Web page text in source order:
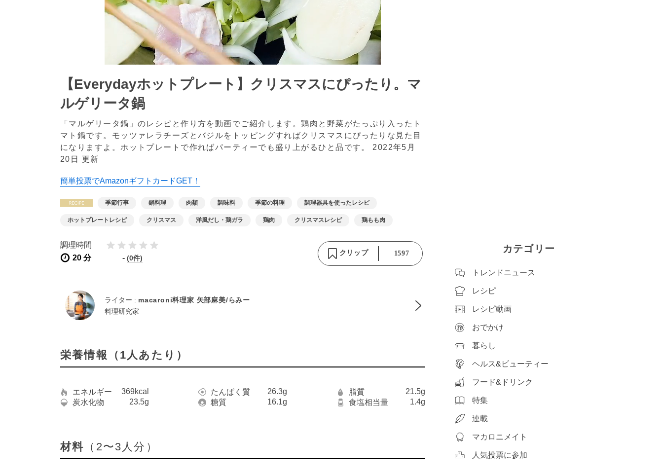
【Everydayホットプレート】クリスマスにぴったり。マ
ルゲリータ鍋
「マルゲリータ鍋」のレシピと作り方を動画でご紹介します。鶏肉と野菜がたっぷり入ったト
マト鍋です。モッツァレラチーズとバジルをトッピングすればクリスマスにぴったりな見た目
になりますよ。ホットプレートで作ればパーティーでも盛り上がるひと品です。 2022年5月
20日 更新
簡単投票でAmazonギフトカードGET！
季節行事 鍋料理 肉類 調味料 季節の料理 調理器具を使ったレシピ
ホットプレートレシピ クリスマス 洋風だし・鶏ガラ 鶏肉 クリスマスレシピ 鶏もも肉
調理時間
20 分
- (0件)
クリップ 1597
ライター : macaroni料理家 矢部麻美/らみー
料理研究家
栄養情報（1人あたり）
エネルギー 369kcal たんぱく質 26.3g 脂質
21.5g
炭水化物
23.5g 糖質 16.1g 食塩相当量 1.4g
材料 （2〜3人分）
カテゴリー
トレンドニュース
レシピ
レシピ動画
おでかけ
暮らし
ヘルス&ビューティー
フード&ドリンク
特集
連載
マカロニメイト
人気投票に参加